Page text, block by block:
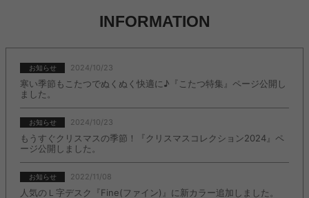
INFORMATION
お知らせ 2024/10/23
寒い季節もこたつでぬくぬく快適に♪『こたつ特集』ページ公開し
ました。
お知らせ 2024/10/23
もうすぐクリスマスの季節！『クリスマスコレクション2024』ペ
ージ公開しました。
お知らせ 2022/11/08
人気のＬ字デスク『Fine(ファイン)』に新カラー追加しました。